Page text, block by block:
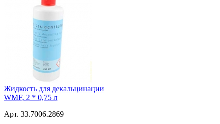
Жидкость для декальцинации
WMF, 2 * 0,75 л
Арт. 33.7006.2869